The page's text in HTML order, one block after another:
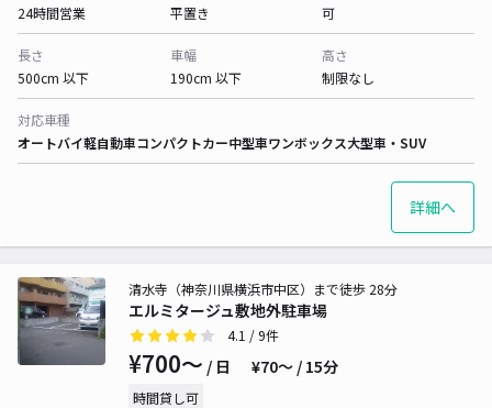
24時間営業
平置き
可
長さ
500cm 以下
車幅
190cm 以下
高さ
制限なし
対応車種
オートバイ軽自動車コンパクトカー中型車ワンボックス大型車・SUV
詳細へ
エルミタージュ敷地外駐車場
清水寺（神奈川県横浜市中区）まで徒歩 28分
4.1 / 9件
¥700〜 / 日 ¥70〜 / 15分
時間貸し可